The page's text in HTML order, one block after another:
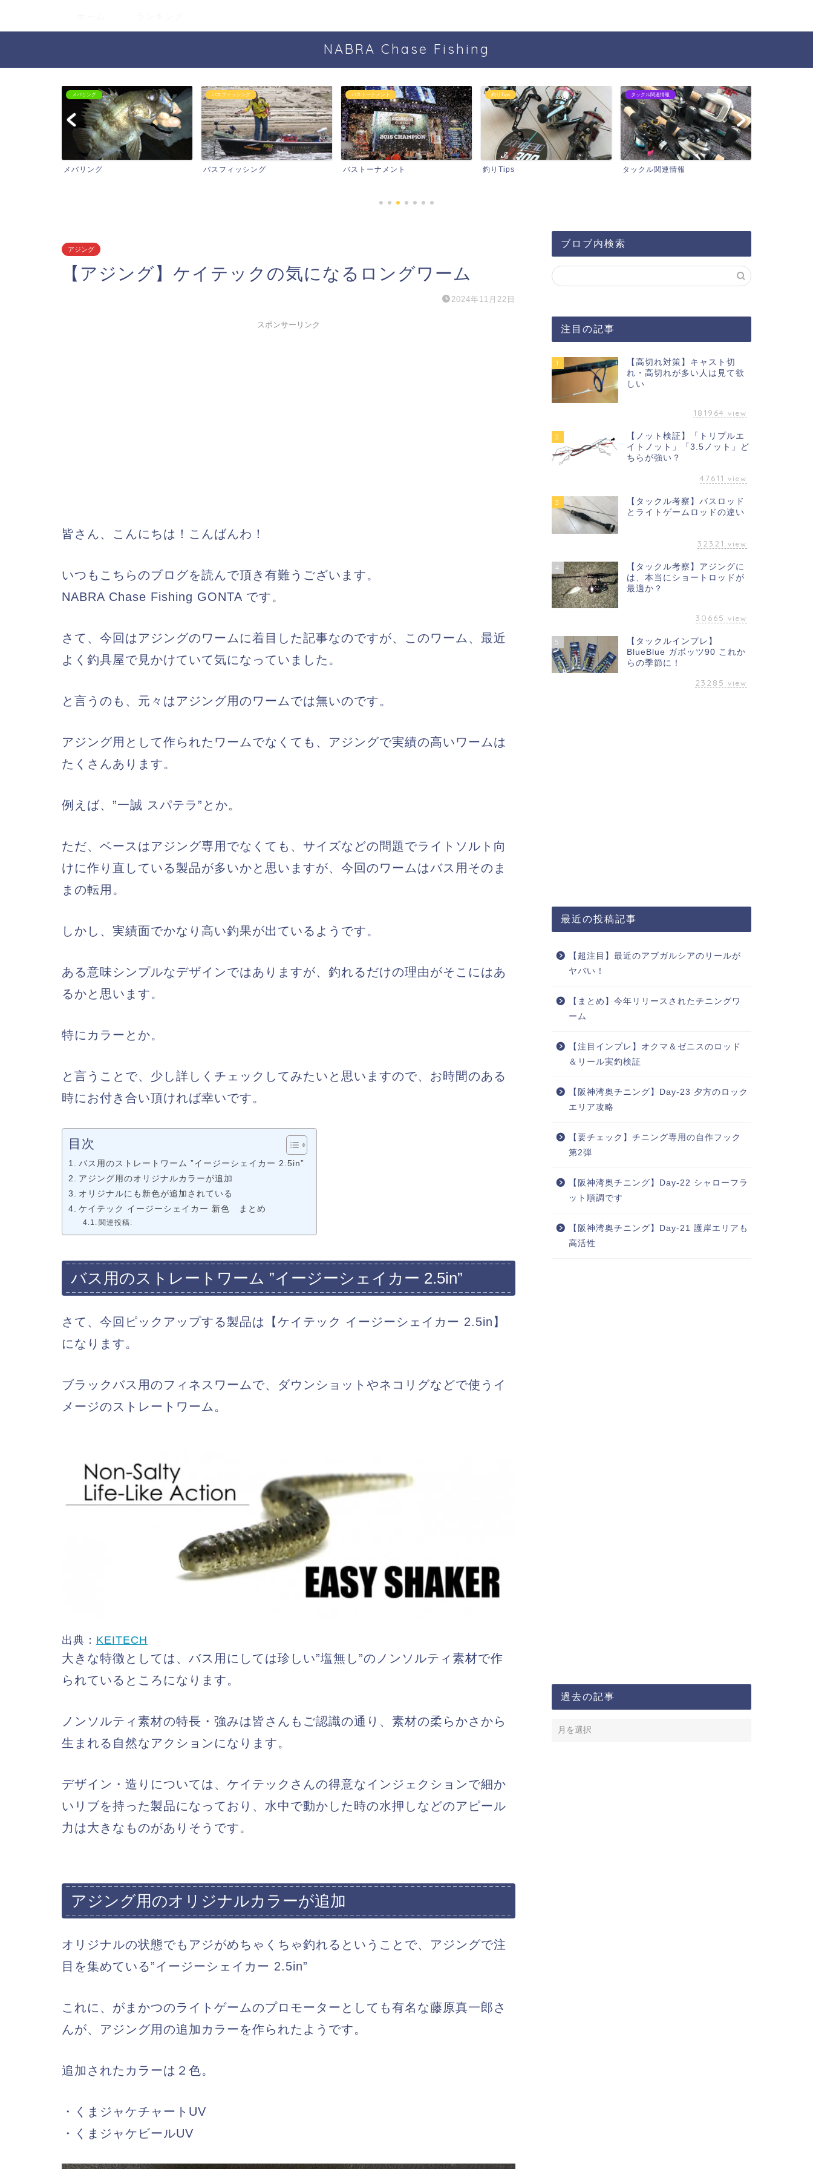
NABRA Chase Fishing
メバリング
メバリング
バスフィッシング
バスフィッシング
バストーナメント
バストーナメント
釣りTips
釣りTips
タックル関連情報
タックル関連情報
アジング
【アジング】ケイテックの気になるロングワーム
2024年11月22日
スポンサーリンク
皆さん、こんにちは！こんばんわ！
いつもこちらのブログを読んで頂き有難うございます。
NABRA Chase Fishing GONTA です。
さて、今回はアジングのワームに着目した記事なのですが、このワーム、最近
よく釣具屋で見かけていて気になっていました。
と言うのも、元々はアジング用のワームでは無いのです。
アジング用として作られたワームでなくても、アジングで実績の高いワームは
たくさんあります。
例えば、”一誠 スパテラ”とか。
ただ、ベースはアジング専用でなくても、サイズなどの問題でライトソルト向
けに作り直している製品が多いかと思いますが、今回のワームはバス用そのま
まの転用。
しかし、実績面でかなり高い釣果が出ているようです。
ある意味シンプルなデザインではありますが、釣れるだけの理由がそこにはあ
るかと思います。
特にカラーとか。
と言うことで、少し詳しくチェックしてみたいと思いますので、お時間のある
時にお付き合い頂ければ幸いです。
目次
バス用のストレートワーム ”イージーシェイカー 2.5in”
アジング用のオリジナルカラーが追加
オリジナルにも新色が追加されている
ケイテック イージーシェイカー 新色 まとめ
関連投稿:
バス用のストレートワーム ”イージーシェイカー 2.5in”
さて、今回ピックアップする製品は【ケイテック イージーシェイカー 2.5in】
になります。
ブラックバス用のフィネスワームで、ダウンショットやネコリグなどで使うイ
メージのストレートワーム。
出典： KEITECH
大きな特徴としては、バス用にしては珍しい”塩無し”のノンソルティ素材で作
られているところになります。
ノンソルティ素材の特長・強みは皆さんもご認識の通り、素材の柔らかさから
生まれる自然なアクションになります。
デザイン・造りについては、ケイテックさんの得意なインジェクションで細か
いリブを持った製品になっており、水中で動かした時の水押しなどのアピール
力は大きなものがありそうです。
アジング用のオリジナルカラーが追加
オリジナルの状態でもアジがめちゃくちゃ釣れるということで、アジングで注
目を集めている”イージーシェイカー 2.5in”
これに、がまかつのライトゲームのプロモーターとしても有名な藤原真一郎さ
んが、アジング用の追加カラーを作られたようです。
追加されたカラーは２色。
・くまジャケチャートUV
・くまジャケビールUV
ブロブ内検索
注目の記事
1
【高切れ対策】キャスト切
れ・高切れが多い人は見て欲
しい
181964 view
2
【ノット検証】「トリプルエ
イトノット」「3.5ノット」ど
ちらが強い？
47611 view
3
【タックル考察】バスロッド
とライトゲームロッドの違い
32321 view
4
【タックル考察】アジングに
は、本当にショートロッドが
最適か？
30665 view
5
【タックルインプレ】
BlueBlue ガボッツ90 これか
らの季節に！
23285 view
最近の投稿記事
【超注目】最近のアブガルシアのリールが
ヤバい！
【まとめ】今年リリースされたチニングワ
ーム
【注目インプレ】オクマ＆ゼニスのロッド
＆リール実釣検証
【阪神湾奥チニング】Day-23 夕方のロック
エリア攻略
【要チェック】チニング専用の自作フック
第2弾
【阪神湾奥チニング】Day-22 シャローフラ
ット順調です
【阪神湾奥チニング】Day-21 護岸エリアも
高活性
過去の記事